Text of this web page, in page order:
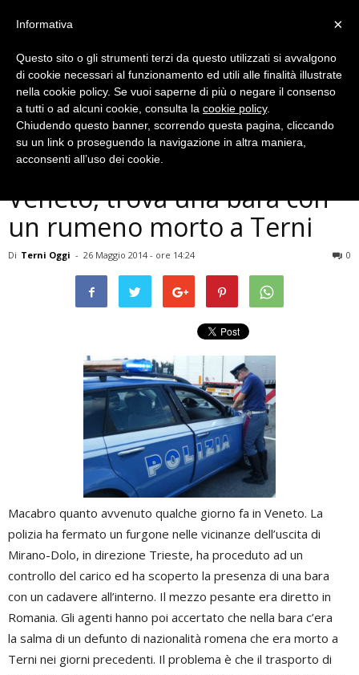
Cronaca
Polizia ferma furgone in
Veneto, trova una bara con
un rumeno morto a Terni
Di Terni Oggi - 26 Maggio 2014 - ore 14:24 0
Macabro quanto avvenuto qualche giorno fa in Veneto. La
polizia ha fermato un furgone nelle vicinanze dell’uscita di
Mirano-Dolo, in direzione Trieste, ha proceduto ad un
controllo del carico ed ha scoperto la presenza di una bara
con un cadavere all’interno. Il mezzo pesante era diretto in
Romania. Gli agenti hanno poi accertato che nella bara c’era
la salma di un defunto di nazionalità romena che era morto a
Terni nei giorni precedenti. Il problema è che il trasporto di
×
Informativa
Questo sito o gli strumenti terzi da questo utilizzati si avvalgono
di cookie necessari al funzionamento ed utili alle finalità illustrate
nella cookie policy. Se vuoi saperne di più o negare il consenso
a tutti o ad alcuni cookie, consulta la cookie policy.
Chiudendo questo banner, scorrendo questa pagina, cliccando
su un link o proseguendo la navigazione in altra maniera,
acconsenti all’uso dei cookie.